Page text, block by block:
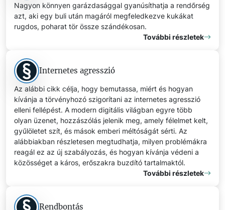
Nagyon könnyen garázdasággal gyanúsíthatja a rendőrség
azt, aki egy buli után magáról megfeledkezve kukákat
rugdos, poharat tör össze szándékosan.
További részletek
Internetes agresszió
Az alábbi cikk célja, hogy bemutassa, miért és hogyan
kívánja a törvényhozó szigorítani az internetes agresszió
elleni fellépést. A modern digitális világban egyre több
olyan üzenet, hozzászólás jelenik meg, amely félelmet kelt,
gyűlöletet szít, és mások emberi méltóságát sérti. Az
alábbiakban részletesen megtudhatja, milyen problémákra
reagál ez az új szabályozás, és hogyan kívánja védeni a
közösséget a káros, erőszakra buzdító tartalmaktól.
További részletek
Rendbontás